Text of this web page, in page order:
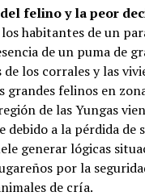
que la atención se
el83% de las
para llevar, el13,2%
en salón y el3,7%
.
horaria de las
concentra durante el
felino y la peor
habitantes de un
de un puma de
los corrales y las
grandes felinos en
de las Yungas
debido a la pérdida de
generar lógicas
por la
de cría.